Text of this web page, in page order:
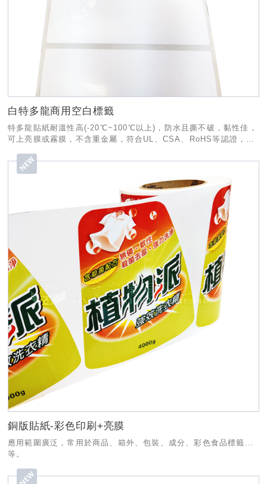
白特多龍商用空白標籤
特多龍貼紙耐溫性高(-20℃~100℃以上)，防水且撕不破，黏性佳，
可上亮膜或霧膜，不含重金屬，符合UL、CSA、RoHS等認證，常
銅版貼紙-彩色印刷+亮膜
應用範圍廣泛，常用於商品、箱外、包裝、成分、彩色食品標籤...
等。